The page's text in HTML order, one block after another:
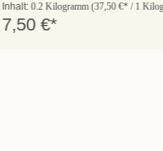
Inhalt: 0.2 Kilogramm(37,50 €* / 1
7,50 €*